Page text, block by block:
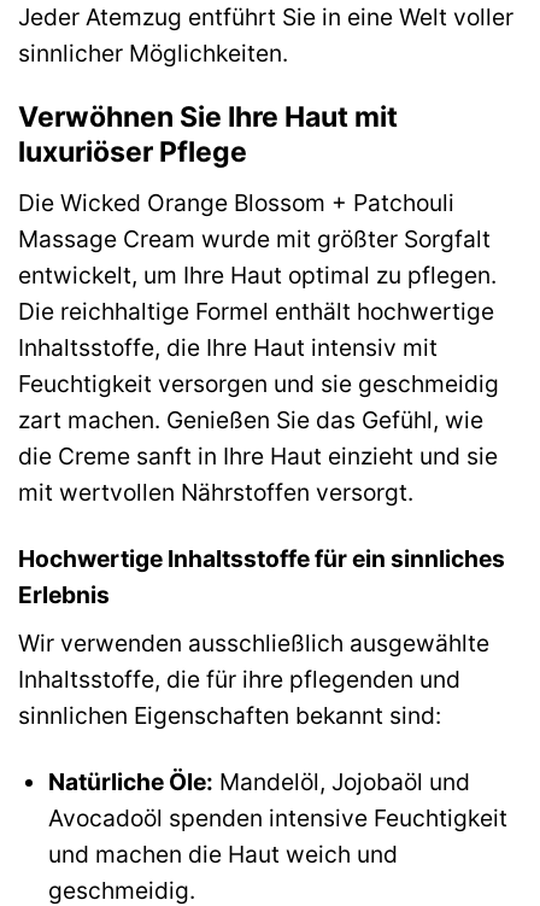
Jeder Atemzug entführt Sie in eine Welt voller
sinnlicher Möglichkeiten.
Verwöhnen Sie Ihre Haut mit
luxuriöser Pflege
Die Wicked Orange Blossom + Patchouli
Massage Cream wurde mit größter Sorgfalt
entwickelt, um Ihre Haut optimal zu pflegen.
Die reichhaltige Formel enthält hochwertige
Inhaltsstoffe, die Ihre Haut intensiv mit
Feuchtigkeit versorgen und sie geschmeidig
zart machen. Genießen Sie das Gefühl, wie
die Creme sanft in Ihre Haut einzieht und sie
mit wertvollen Nährstoffen versorgt.
Hochwertige Inhaltsstoffe für ein sinnliches
Erlebnis
Wir verwenden ausschließlich ausgewählte
Inhaltsstoffe, die für ihre pflegenden und
sinnlichen Eigenschaften bekannt sind:
Natürliche Öle: Mandelöl, Jojobaöl und
Avocadoöl spenden intensive Feuchtigkeit
und machen die Haut weich und
geschmeidig.